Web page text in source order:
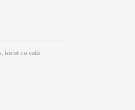
izolat cu vată